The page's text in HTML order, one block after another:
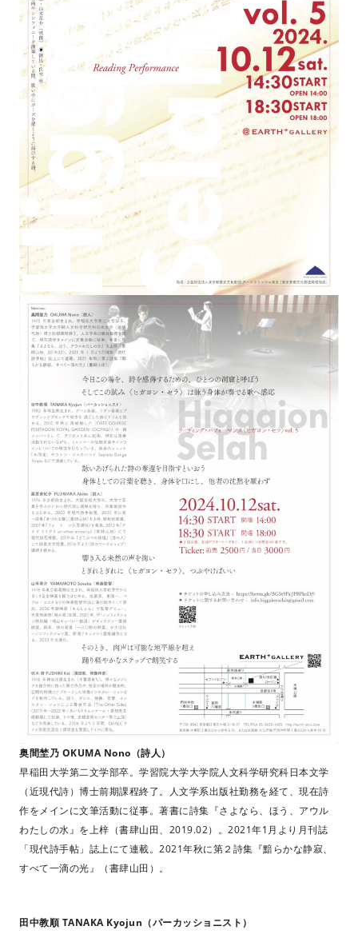
奥間埜乃 OKUMA Nono（詩人）
早稲田大学第二文学部卒。学習院大学大学院人文科学研究科日本文学
（近現代詩）博士前期課程終了。人文学系出版社勤務を経て、現在詩
作をメインに文筆活動に従事。著書に詩集『さよなら、ほう、アウル
わたしの水』を上梓（書肆山田、2019.02）。2021年1月より月刊誌
「現代詩手帖」誌上にて連載。2021年秋に第２詩集『黯らかな静寂、
すべて一滴の光』（書肆山田）。
田中教順 TANAKA Kyojun（パーカッショニスト）